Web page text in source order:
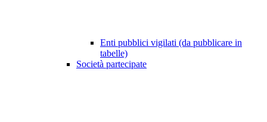
Enti pubblici vigilati (da pubblicare in
tabelle)
Società partecipate